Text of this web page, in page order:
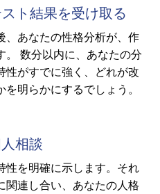
ト結果を受け取る
、あなたの性格分析が、作
。 数分以内に、あなたの分
性がすでに強く、どれが改
明らかにするでしょう。
相談
性を明確に示します。それ
関連し合い、あなたの人格